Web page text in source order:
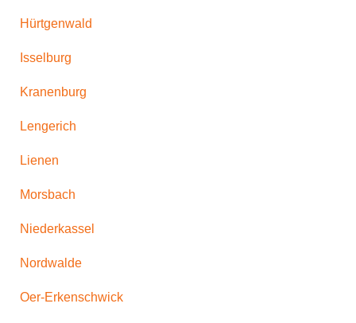
Hürtgenwald
Isselburg
Kranenburg
Lengerich
Lienen
Morsbach
Niederkassel
Nordwalde
Oer-Erkenschwick